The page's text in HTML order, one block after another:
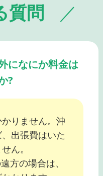
質問
になにか料金は
?
りません。沖
出張費はいた
ん。
方の場合は、